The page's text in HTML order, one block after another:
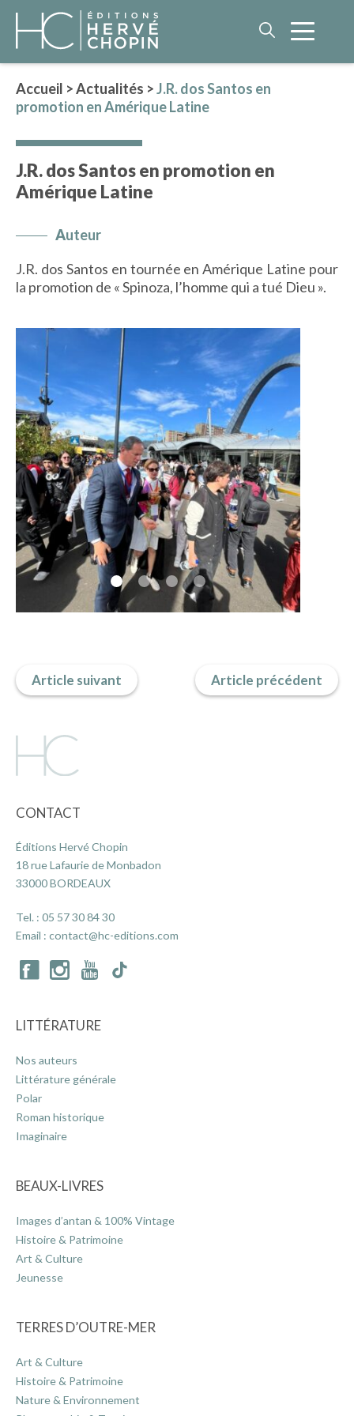
ROMAN HISTORIQUE
PHILOSOPHIE
IMAGES D’ANTAN & 100% VINTAGE
HISTOIRE & PATRIMOINE
ART & CULTURE
JEUNESSE
TERRES D’OUTRE-MER
ART & CULTURE
HISTOIRE & PATRIMOINE
NATURE & ENVIRONNEMENT
PARCOURS DU PATRIMOINE
HORS COLLECTION
Accueil >Actualités >J.R. dos Santos en
promotion en Amérique Latine
J.R. dos Santos en promotion en
Amérique Latine
Auteur
J.R. dos Santos en tournée en Amérique Latine pour
la promotion de « Spinoza, l’homme qui a tué Dieu ».
Article suivant Article précédent
CONTACT
Éditions Hervé Chopin
18 rue Lafaurie de Monbadon
33000 BORDEAUX
Tel. : 05 57 30 84 30
Email : contact@hc-editions.com
LITTÉRATURE
Nos auteurs
Littérature générale
Polar
Roman historique
Imaginaire
BEAUX-LIVRES
Images d’antan & 100% Vintage
Histoire & Patrimoine
Art & Culture
Jeunesse
TERRES D’OUTRE-MER
Art & Culture
Histoire & Patrimoine
Nature & Environnement